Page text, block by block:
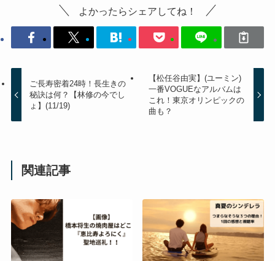
よかったらシェアしてね！
ご長寿密着24時！長生きの
秘訣は何？【林修の今でし
ょ】(11/19)
【松任谷由実】(ユーミン)
一番VOGUEなアルバムは
これ！東京オリンピックの
曲も？
関連記事